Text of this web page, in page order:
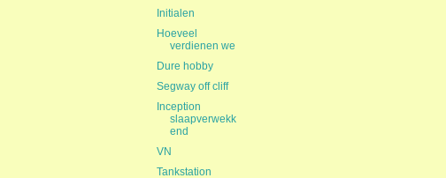
Initialen
Hoeveel
verdienen we
Dure hobby
Segway off cliff
Inception
slaapverwekk
end
VN
Tankstation